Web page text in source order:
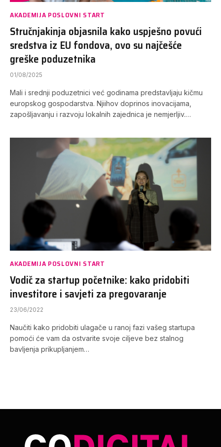
AKADEMIJA POSLOVNI START
Stručnjakinja objasnila kako uspješno povući
sredstva iz EU fondova, ovo su najčešće
greške poduzetnika
01/08/2025
Mali i srednji poduzetnici već godinama predstavljaju kičmu
europskog gospodarstva. Njiihov doprinos inovacijama,
zapošljavanju i razvoju lokalnih zajednica je nemjerljiv.…
AKADEMIJA POSLOVNI START
Vodič za startup početnike: kako pridobiti
investitore i savjeti za pregovaranje
23/06/2022
Naučiti kako pridobiti ulagače u ranoj fazi vašeg startupa
pomoći će vam da ostvarite svoje ciljeve bez stalnog
bavljenja prikupljanjem…